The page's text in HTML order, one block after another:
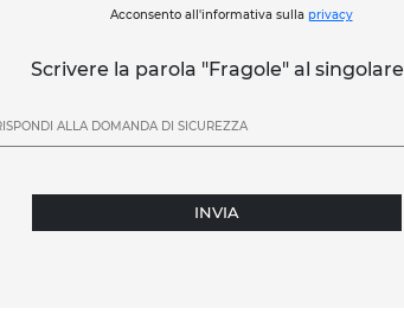
Acconsento all'informativa sulla privacy
Scrivere la parola "Fragole" al singolare
INVIA